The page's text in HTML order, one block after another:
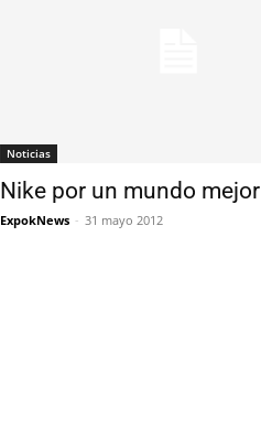
Noticias
Nike por un mundo mejor
ExpokNews - 31 mayo 2012